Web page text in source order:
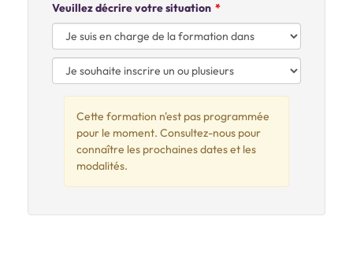
Veuillez décrire votre situation
Cette formation n'est pas programmée
pour le moment. Consultez-nous pour
connaître les prochaines dates et les
modalités.